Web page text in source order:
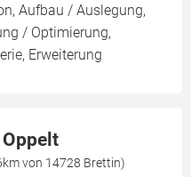
Aufbau / Auslegung,
/ Optimierung,
Erweiterung
von 14728 Brettin)